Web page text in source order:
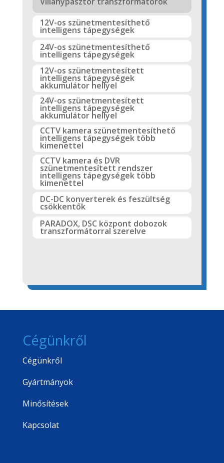
12V-os szünetmentesíthető
intelligens tápegységek
24V-os szünetmentesíthető
intelligens tápegységek
12V-os szünetmentesített
intelligens tápegységek
akkumulátor hellyel
24V-os szünetmentesített
intelligens tápegységek
akkumulátor hellyel
CCTV kamera szünetmentesíthető
intelligens tápegységek több
kimenettel
CCTV kamera és DVR
szünetmentesített rendszer
intelligens tápegységek több
kimenettel
DC-DC konverterek és feszültség
csökkentők
PARADOX, DSC központ dobozok
transzformátorral szerelve
Cégünkről
Cégünkről
Gyártmányok
Minősítések
Kapcsolat